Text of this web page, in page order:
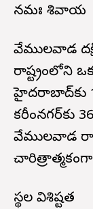
నమః శివాయ
వేములవాడ
రాష్ట్రంలోని
హైదరాబాద్‌కు
కరీంనగర్‌కు
వేములవాడ
చారిత్రాత్మకంగా
స్థల విశిష్టత